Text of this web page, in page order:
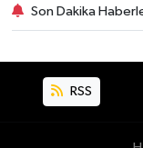
Son Dakika
RSS